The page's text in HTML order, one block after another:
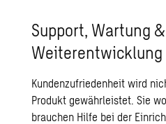
Support, Wartung &
Weiterentwicklung
Kundenzufriedenheit wird
Produkt gewährleistet. Sie
brauchen Hilfe bei der